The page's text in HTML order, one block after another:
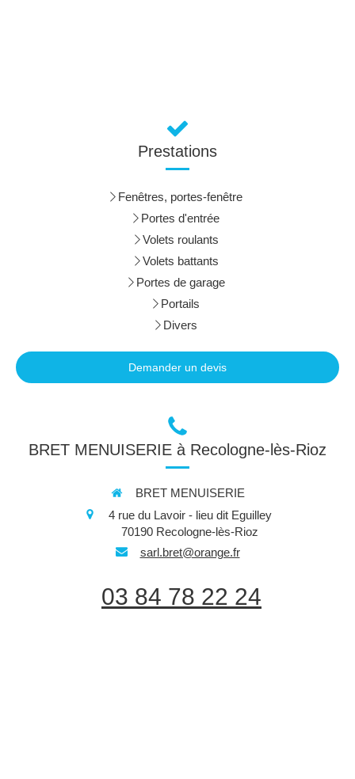
Prestations
Fenêtres, portes-fenêtre
Portes d'entrée
Volets roulants
Volets battants
Portes de garage
Portails
Divers
Demander un devis
BRET MENUISERIE à Recologne-lès-Rioz
BRET MENUISERIE
4 rue du Lavoir - lieu dit Eguilley
70190 Recologne-lès-Rioz
sarl.bret@orange.fr
03 84 78 22 24